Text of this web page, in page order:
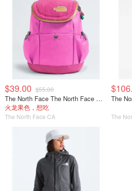
$39.00 $55.00
The North Face The North Face Mini Explorer 儿童背包
火龙果色，想吃
The North Face CA
The
The